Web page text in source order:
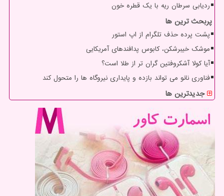
ردیابی سرطان ریه با یک قطره خون
پربحث ترین ها
پشت پرده حذف تلگرام از اپ استور
موشک خیبرشکن، کابوس پدافندهای آمریکایی
آیا کولا آشکروفتین گران تر از طلا است؟
فناوری نانو می تواند بازده و پایداری نیروگاه ها را متحول کند
جدیدترین ها